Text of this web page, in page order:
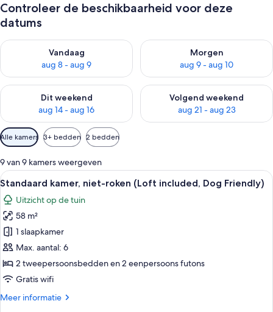
Controleer de beschikbaarheid voor deze
datums
Vandaag
aug 8 - aug 9
De beschikbaarheid controleren voor vanavond aug 8 - aug 9
Morgen
aug 9 - aug 10
De beschikbaarheid
Dit weekend
aug 14 - aug 16
De beschikbaarheid controleren voor dit weekend aug 14 -
Volgend weekend
aug 21 - aug 23
De beschikbaarheid
Beschikbare
filters
voor
kamers
Alle kamers 3+ bedden 2 bedden
9 van 9 kamers weergeven
Alle
foto's
voor
Standaard
kamer,
niet-
roken
(Loft
Dog
Een moderne woonkamer met een
30
Standaard kamer, niet-roken (Loft included, Dog Friendly)
Uitzicht op de tuin
58 m²
1 slaapkamer
Max. aantal: 6
2 tweepersoonsbedden en 2 eenpersoons futons
Gratis wifi
Meer informatie
Meer